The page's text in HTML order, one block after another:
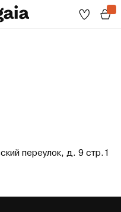
переулок, д. 9 стр.1